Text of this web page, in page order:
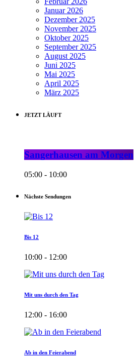
Januar 2026
Dezember 2025
November 2025
Oktober 2025
September 2025
August 2025
Juni 2025
Mai 2025
April 2025
März 2025
JETZT LÄUFT
Sangerhausen am Morgen
05:00 - 10:00
Nächste Sendungen
Bis 12
10:00 - 12:00
Mit uns durch den Tag
12:00 - 16:00
Ab in den Feierabend